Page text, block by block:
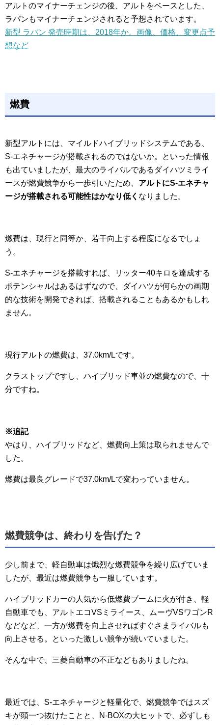
アルトのマイナーチェンジの後、アルトをベースとした、
ラパンもマイナーチェンジされると予想されています。
新型 ラパン 発売時期は、2018年か。画像、価格、変更点予
想など
燃費
新型アルトには、マイルドハイブリッドシステムである、
S-エネチャージが搭載されるのではないか。といった情報
も出ていましたが、最大のライバルであるダイハツミライ
ースが燃費競争から一歩引いたため、 アルトにS-エネチャ
ージが搭載される可能性はかなり低く なりました。
燃費は、現行と同等か、若干向上する程度になるでしょ
う。
S-エネチャージを搭載すれば、リッター40キロを達成する
ポテンシャルはあるはずなので、ダイハツが何らかの画期
的な技術を開発できれば、搭載されることもあるかもしれ
ません。
現行アルトの燃費は、37.0km/Lです。
クラストップですし、ハイブリッド車並の燃費なので、十
分ですね。
※追記
やはり、ハイブリッドなど、燃費向上策は取られませんで
した。
燃費は最良グレードで37.0km/Lで変わっていません。
燃費競争は、終わりを告げた？
少し前まで、軽自動車は熾烈な燃費競争を繰り広げていま
したが、最近は燃費競争も一服しています。
ハイブリッドカーの人気から低燃費ブームに火が付き、軽
自動車でも、アルトエコVSミライース、ムーヴVSワゴンR
などなど、一方が燃費を向上させればすぐさまライバルも
向上させる。といった激しい競争が続いていました。
そんな中で、三菱自動車の不正などもありましたね。
最近では、S-エネチャージと軽量化で、燃費競争ではスズ
キが頭一つ抜けたことと、N-BOXの大ヒットで、必ずしも